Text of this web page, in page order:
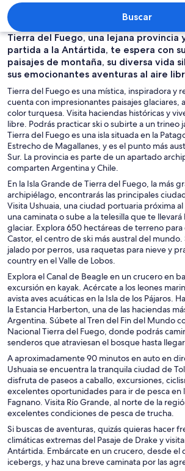
Cordillera
Buscar
Tierra del Fuego, una lejana provincia
partida a la Antártida, te espera con
paisajes de montaña, su diversa vida
sus emocionantes aventuras al aire
Tierra del Fuego es una mística, inspiradora y
cuenta con impresionantes paisajes glaciares,
color turquesa. Visita haciendas históricas y
libre. Podrás practicar ski o subirte a un trineo
Tierra del Fuego es una isla situada en la
Estrecho de Magallanes, y es el punto más
Sur. La provincia es parte de un apartado
comparten Argentina y Chile.
En la Isla Grande de Tierra del Fuego, la más
archipiélago, encontrarás las principales
Visita Ushuaia, una ciudad portuaria próxima
una caminata o sube a la telesilla que te llevará
glaciar. Explora 650 hectáreas de terreno
Castor, el centro de ski más austral del
jalado por perros, usa raquetas para nieve y
country en el Valle de Lobos.
Explora el Canal de Beagle en un crucero en
excursión en kayak. Acércate a los leones
avista aves acuáticas en la Isla de los Pájaros.
la Estancia Harberton, una de las haciendas
Argentina. Súbete al Tren del Fin del Mundo
Nacional Tierra del Fuego, donde podrás
senderos que atraviesan el bosque hasta
A aproximadamente 90 minutos en auto en
Ushuaia se encuentra la tranquila ciudad de
disfruta de paseos a caballo, excursiones,
excelentes oportunidades para ir de pesca en
Fagnano. Visita Río Grande, al norte de la
excelentes condiciones de pesca de trucha.
Si buscas de aventuras, quizás quieras hacer
climáticas extremas del Pasaje de Drake y
Antártida. Embárcate en un crucero, desde el
icebergs, y haz una breve caminata por las